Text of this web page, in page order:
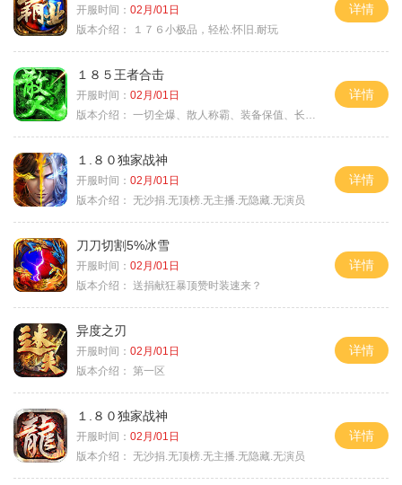
开服时间： 02月/01日
版本介绍：
１７６小极品，轻松.怀旧.耐玩
详情
１８５王者合击
开服时间： 02月/01日
版本介绍： 一切全爆、散人称霸、装备保值、长期耐玩
详情
１.８０独家战神
开服时间： 02月/01日
版本介绍： 无沙捐.无顶榜.无主播.无隐藏.无演员
详情
刀刀切割5%冰雪
开服时间： 02月/01日
版本介绍： 送捐献狂暴顶赞时装速来？
详情
异度之刃
开服时间： 02月/01日
版本介绍： 第一区
详情
１.８０独家战神
开服时间： 02月/01日
版本介绍： 无沙捐.无顶榜.无主播.无隐藏.无演员
详情